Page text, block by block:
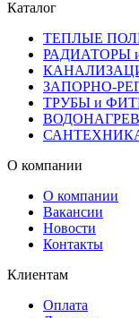
Каталог
ТЕПЛЫЕ
РАДИАТОРЫ
ЗАПОРНО-
ТРУБЫ и
О компании
О компании
Вакансии
Новости
Контакты
Клиентам
Оплата